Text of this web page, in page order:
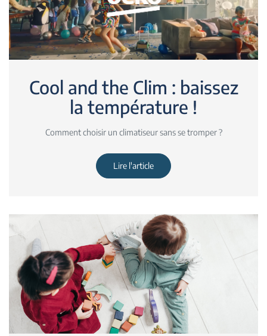
Cool and the Clim : baissez
la température !
Comment choisir un climatiseur sans se tromper ?
Lire l'article